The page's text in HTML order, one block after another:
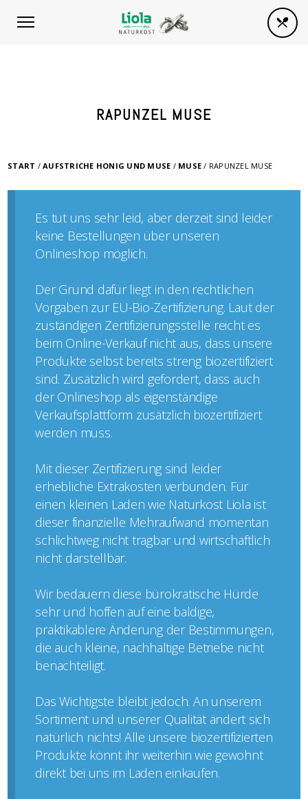
RAPUNZEL MUSE
START /AUFSTRICHE HONIG UND MUSE / MUSE / RAPUNZEL MUSE
Es tut uns sehr leid, aber derzeit sind leider
keine Bestellungen über unseren
Onlineshop möglich.
Der Grund dafür liegt in den rechtlichen
Vorgaben zur EU-Bio-Zertifizierung. Laut der
zuständigen Zertifizierungsstelle reicht es
beim Online-Verkauf nicht aus, dass unsere
Produkte selbst bereits streng biozertifiziert
sind. Zusätzlich wird gefordert, dass auch
der Onlineshop als eigenständige
Verkaufsplattform zusätzlich biozertifiziert
werden muss.
Mit dieser Zertifizierung sind leider
erhebliche Extrakosten verbunden. Für
einen kleinen Laden wie Naturkost Liola ist
dieser finanzielle Mehraufwand momentan
schlichtweg nicht tragbar und wirtschaftlich
nicht darstellbar.
Wir bedauern diese bürokratische Hürde
sehr und hoffen auf eine baldige,
praktikablere Änderung der Bestimmungen,
die auch kleine, nachhaltige Betriebe nicht
benachteiligt.
Das Wichtigste bleibt jedoch. An unserem
Sortiment und unserer Qualität ändert sich
natürlich nichts! Alle unsere biozertifizierten
Produkte könnt ihr weiterhin wie gewohnt
direkt bei uns im Laden einkaufen.